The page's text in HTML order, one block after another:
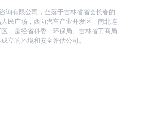
询有限公司，坐落于吉林省省会长春的
民广场，西向汽车产业开发区，南北连
，是经省科委、环保局、吉林省工商局
立的环境和安全评估公司。